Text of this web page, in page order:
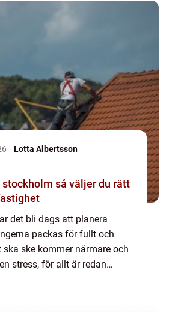
Lotta Albertsson
så väljer du rätt
det bli dags att planera
packas för fullt och
ske kommer närmare och
stress, för allt är redan